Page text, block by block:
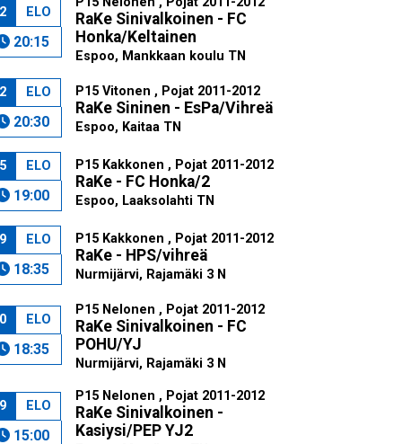
ELO
20:15
RaKe Sinivalkoinen - FC
Honka/Keltainen
Espoo, Mankkaan koulu TN
ELO
20:30
P15 Vitonen , Pojat 2011-2012
RaKe Sininen - EsPa/Vihreä
Espoo, Kaitaa TN
ELO
19:00
P15 Kakkonen , Pojat 2011-2012
RaKe - FC Honka/2
Espoo, Laaksolahti TN
ELO
18:35
P15 Kakkonen , Pojat 2011-2012
RaKe - HPS/vihreä
Nurmijärvi, Rajamäki 3 N
ELO
18:35
P15 Nelonen , Pojat 2011-2012
RaKe Sinivalkoinen - FC
POHU/YJ
Nurmijärvi, Rajamäki 3 N
ELO
15:00
P15 Nelonen , Pojat 2011-2012
RaKe Sinivalkoinen -
Kasiysi/PEP YJ2